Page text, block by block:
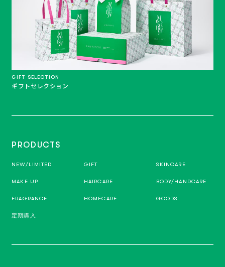
GIFT SELECTION
ギフトセレクション
PRODUCTS
NEW/LIMITED GIFT SKINCARE
MAKE UP HAIRCARE BODY/HANDCARE
FRAGRANCE HOMECARE GOODS
定期購入